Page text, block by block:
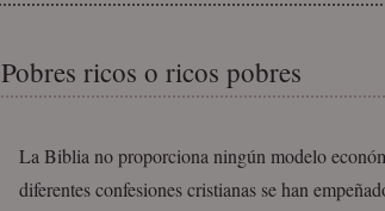
Pobres ricos o ricos pobres
La Biblia no proporciona ningún modelo
diferentes confesiones cristianas se han